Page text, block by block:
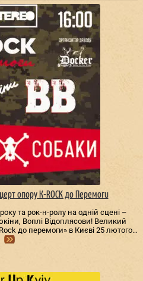
опору К-ROCK до Перемоги
та рок-н-ролу на одній сцені –
Воплі Відоплясови! Великий
до перемоги» в Києві 25 лютого…